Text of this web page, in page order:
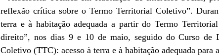
reflexão crítica sobre o Termo Territorial Coletivo”.
terra e à habitação adequada a partir do Termo
direito”, nos dias 9 e 10 de maio, seguido do Curso de
Coletivo (TTC): acesso à terra e à habitação adequada para